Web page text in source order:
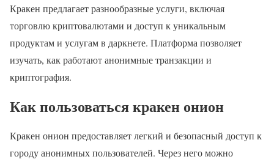
Кракен предлагает разнообразные услуги, включая
торговлю криптовалютами и доступ к уникальным
продуктам и услугам в даркнете. Платформа позволяет
изучать, как работают анонимные транзакции и
криптография.
Как пользоваться кракен онион
Кракен онион предоставляет легкий и безопасный доступ к
городу анонимных пользователей. Через него можно